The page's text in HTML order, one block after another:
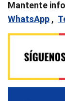
Mantente
WhatsApp ,